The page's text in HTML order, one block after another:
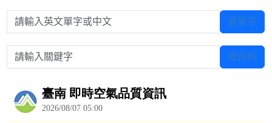
請輸入英文單字或中文 查單字
請輸入關鍵字 查百科